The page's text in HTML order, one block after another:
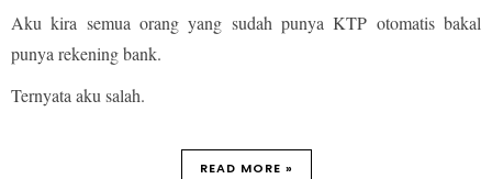
Aku kira semua orang yang sudah punya KTP otomatis bakal
punya rekening bank.
Ternyata aku salah.
READ MORE »